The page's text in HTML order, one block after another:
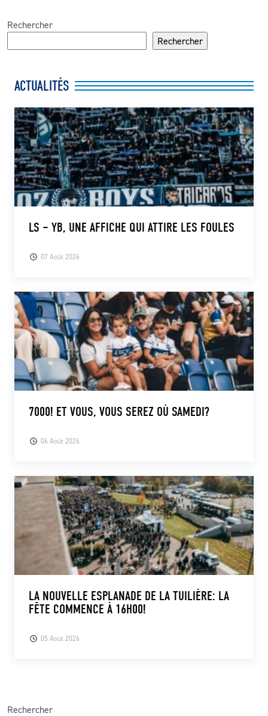
Rechercher
Rechercher
ACTUALITÉS
07 Août 2026
LS – YB, UNE AFFICHE QUI ATTIRE LES FOULES
06 Août 2026
7000! ET VOUS, VOUS SEREZ OÙ SAMEDI?
05 Août 2026
LA NOUVELLE ESPLANADE DE LA TUILIÈRE: LA
FÊTE COMMENCE À 16H00!
Rechercher